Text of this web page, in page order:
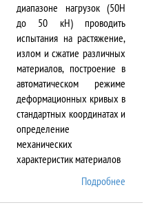
диапазоне нагрузок (50Н
до 50 кН) проводить
испытания на растяжение,
излом и сжатие различных
материалов, построение в
автоматическом режиме
деформационных кривых в
стандартных координатах и
определение
механических
характеристик материалов
Подробнее